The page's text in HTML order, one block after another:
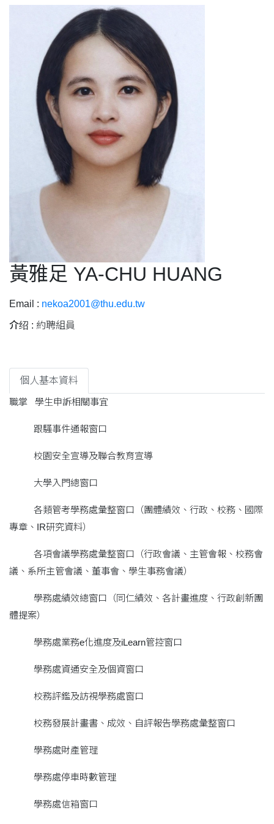
黃雅足 YA-CHU HUANG
Email : nekoa2001@thu.edu.tw
介绍 : 約聘組員
個人基本資料
職掌 學生申訴相關事宜
跟騷事件通報窗口
校園安全宣導及聯合教育宣導
大學入門總窗口
各類管考學務處彙整窗口（團體績效、行政、校務、國際
專章、IR研究資料）
各項會議學務處彙整窗口（行政會議、主管會報、校務會
議、系所主管會議、董事會、學生事務會議）
學務處績效總窗口（同仁績效、各計畫進度、行政創新團
體提案）
學務處業務e化進度及iLearn管控窗口
學務處資通安全及個資窗口
校務評鑑及訪視學務處窗口
校務發展計畫書、成效、自評報告學務處彙整窗口
學務處財產管理
學務處停車時數管理
學務處信箱窗口